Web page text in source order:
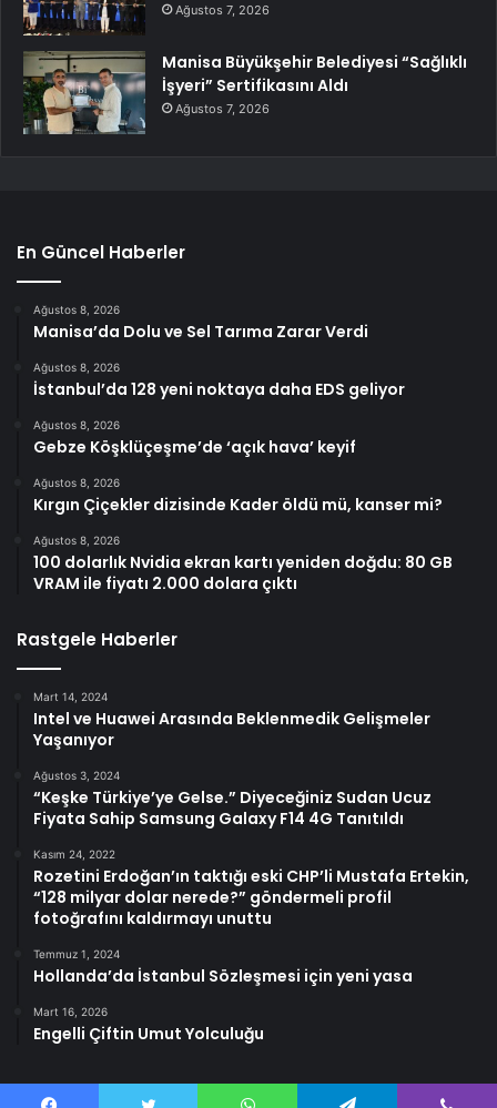
Ağustos 7, 2026
Manisa Büyükşehir Belediyesi “Sağlıklı
İşyeri” Sertifikasını Aldı
Ağustos 7, 2026
En Güncel Haberler
Ağustos 8, 2026
Manisa’da Dolu ve Sel Tarıma Zarar Verdi
Ağustos 8, 2026
İstanbul’da 128 yeni noktaya daha EDS geliyor
Ağustos 8, 2026
Gebze Köşklüçeşme’de ‘açık hava’ keyif
Ağustos 8, 2026
Kırgın Çiçekler dizisinde Kader öldü mü, kanser mi?
Ağustos 8, 2026
100 dolarlık Nvidia ekran kartı yeniden doğdu: 80 GB
VRAM ile fiyatı 2.000 dolara çıktı
Rastgele Haberler
Mart 14, 2024
Intel ve Huawei Arasında Beklenmedik Gelişmeler
Yaşanıyor
Ağustos 3, 2024
“Keşke Türkiye’ye Gelse.” Diyeceğiniz Sudan Ucuz
Fiyata Sahip Samsung Galaxy F14 4G Tanıtıldı
Kasım 24, 2022
Rozetini Erdoğan’ın taktığı eski CHP’li Mustafa Ertekin,
“128 milyar dolar nerede?” göndermeli profil
fotoğrafını kaldırmayı unuttu
Temmuz 1, 2024
Hollanda’da İstanbul Sözleşmesi için yeni yasa
Mart 16, 2026
Engelli Çiftin Umut Yolculuğu